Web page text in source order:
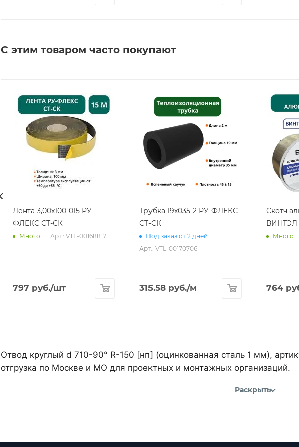
С этим товаром часто покупают
Лента 3,00х100-015 РУ-
ФЛЕКС СТ-СК
Много Арт.: VTL-00168817
797 руб./шт
Трубка 19х035-2 РУ-ФЛЕКС
СТ-СК
Под заказ от 2 дней
Арт.: VTL-00170706
315.58 руб./м
Скотч
ВИНТЭЛ
Много
764
Отвод круглый d 710-90° R-150 [нп] (оцинкованная сталь 1 мм),
отгрузка по Москве и МО для проектных и монтажных организаций.
Раскрыть